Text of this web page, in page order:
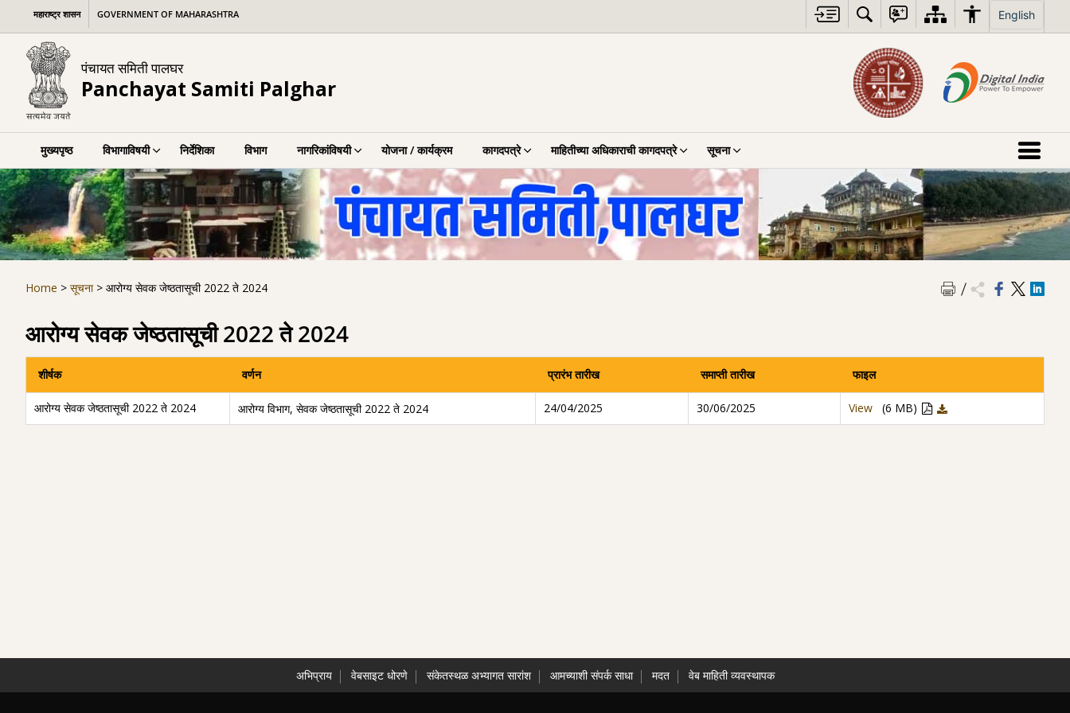
content
English
महाराष्ट्र शासन GOVERNMENT OF MAHARASHTRA
पंचायत समिती पालघर
Panchayat Samiti Palghar
मुख्यपृष्ठ विभागाविषयी निर्देशिका विभाग नागरिकांविषयी योजना / कार्यक्रम कागदपत्रे माहितीच्या अधिकाराची कागदपत्रे सूचना
Home > सूचना> आरोग्य सेवक जेष्ठतासूची 2022 ते 2024
आरोग्य सेवक जेष्ठतासूची 2022 ते 2024
शीर्षक वर्णन प्रारंभ तारीख समाप्ती तारीख फाइल
आरोग्य सेवक जेष्ठतासूची 2022 ते 2024 आरोग्य विभाग, सेवक जेष्ठतासूची 2022 ते 2024 24/04/2025 30/06/2025 View (6 MB)
अभिप्राय वेबसाइट धोरणे संकेतस्थळ अभ्यागत सारांश आमच्याशी संपर्क साधा मदत वेब माहिती व्यवस्थापक